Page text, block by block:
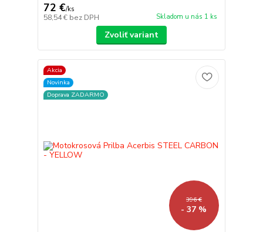
72 €/ks
58,54 € bez DPH Skladom u nás 1 ks
Zvoliť variant
Akcia
Novinka
Doprava ZADARMO
396 €
- 37 %